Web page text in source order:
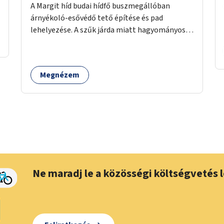
A Margit híd budai hídfő buszmegállóban
árnyékoló-esővédő tető építése és pad
lehelyezése. A szűk járda miatt hagyományos
Megnézem
Ne maradj le a közösségi